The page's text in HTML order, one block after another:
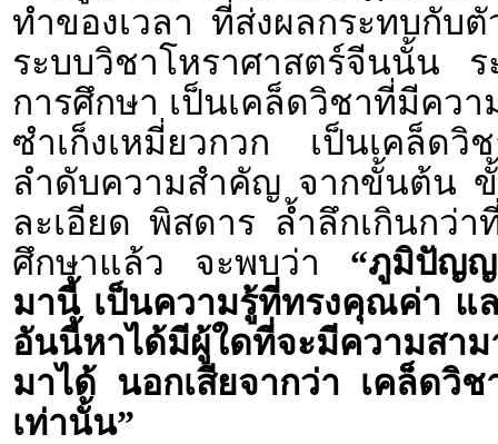
ทำของเวลา ที่ส่งผลกระทบกับ
ระบบวิชาโหราศาสตร์จีนนั้น
การศึกษา เป็นเคล็ดวิชาที่มีคว
ซำเก็งเหมี่ยวกวก เป็นเคล็ด
ลำดับความสำคัญ จากขั้นต้น ขั้
ละเอียด พิสดาร ล้ำลึกเกินกว่า
ศึกษาแล้ว จะพบว่า “ภูมิปัญญ
มานี้ เป็นความรู้ที่ทรงคุณค่า แ
อันนี้หาได้มีผู้ใดที่จะมีความสา
มาได้ นอกเสียจากว่า เคล็ดวิ
เท่านั้น”